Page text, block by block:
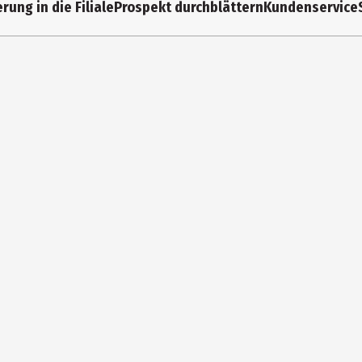
in die FilialeProspekt durchblätternKundenservice